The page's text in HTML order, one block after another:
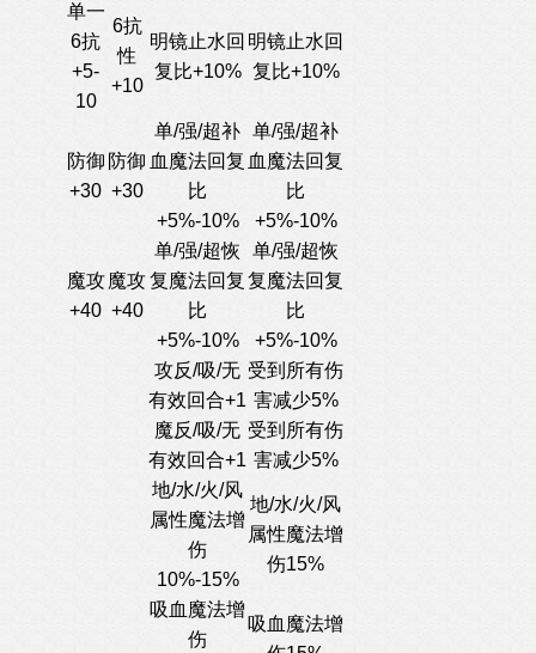
单一
6抗
+5-
10
6抗
性
+10
明镜止水回
复比+10%
明镜止水回
复比+10%
防御
+30
防御
+30
单/强/超补
血魔法回复
比
+5%-10%
单/强/超补
血魔法回复
比
+5%-10%
魔攻
+40
魔攻
+40
单/强/超恢
复魔法回复
比
+5%-10%
单/强/超恢
复魔法回复
比
+5%-10%
攻反/吸/无
有效回合+1
受到所有伤
害减少5%
魔反/吸/无
有效回合+1
受到所有伤
害减少5%
地/水/火/风
属性魔法增
伤
10%-15%
地/水/火/风
属性魔法增
伤15%
吸血魔法增
伤
吸血魔法增